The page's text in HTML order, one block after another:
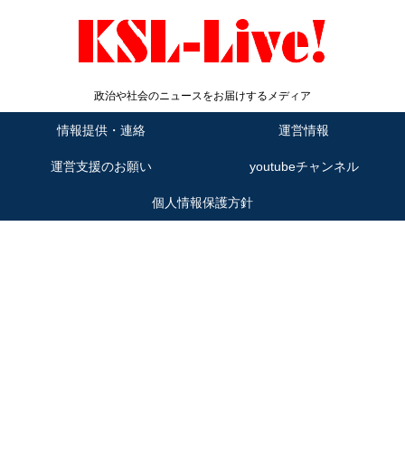
政治や社会のニュースをお届けするメディア
情報提供・連絡 運営情報
運営支援のお願い youtubeチャンネル
個人情報保護方針